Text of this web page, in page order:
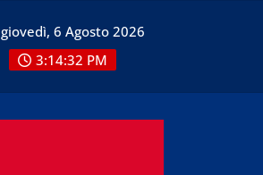
giovedì, 6 Agosto 2026
3:14:32 PM